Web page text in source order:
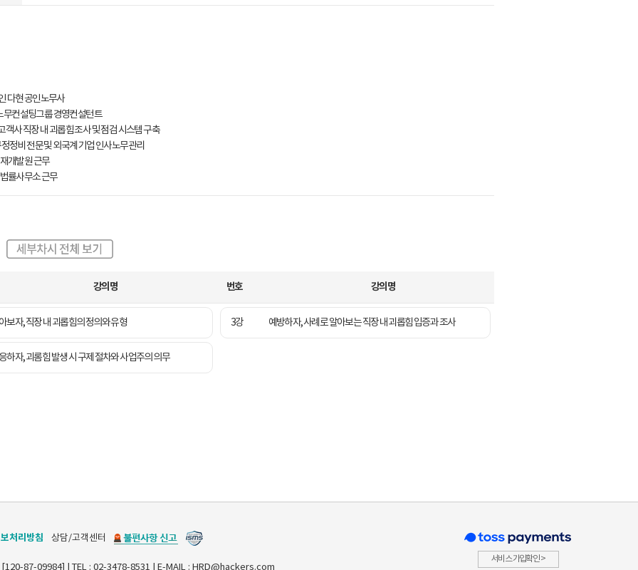
다현 공인노무사
무컨설팅그룹 경영컨설턴트
객사 직장 내 괴롭힘 조사 및 점검 시스템 구축
정비 전문 및 외국계 기업 인사노무관리
개발원 근무
률사무소 근무
강의명
보자, 직장 내 괴롭힘의 정의와 유형
하자, 괴롬힘 발생 시 구제 절차와 사업주의 의무
번호 강의명
3강 예방하자, 사례로 알아보는 직장 내 괴롭힘 입증과 조사
처리방침 상담/고객센터
[120-87-09984] | TEL : 02-3478-8531 | E-MAIL : HRD@hackers.com
서비스 가입확인 >